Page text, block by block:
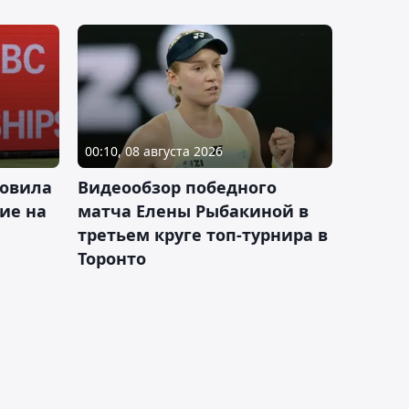
на
00:10, 08 августа 2026
Видеообзор победного
матча Елены Рыбакиной в
третьем круге топ-турнира в
Торонто